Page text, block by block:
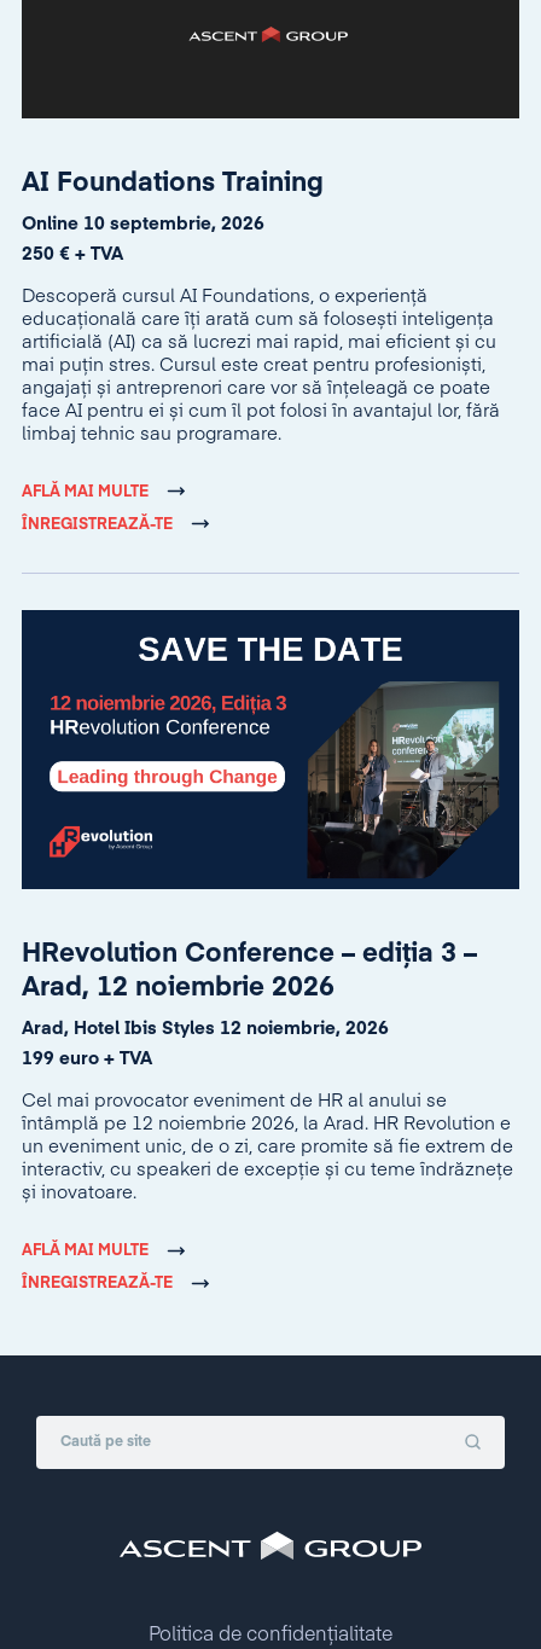
AI Foundations Training
Online 10 septembrie, 2026
250 € + TVA
Descoperă cursul AI Foundations, o experiență
educațională care îți arată cum să folosești inteligența
artificială (AI) ca să lucrezi mai rapid, mai eficient și cu
mai puțin stres. Cursul este creat pentru profesioniști,
angajați și antreprenori care vor să înțeleagă ce poate
face AI pentru ei și cum îl pot folosi în avantajul lor, fără
limbaj tehnic sau programare.
AFLĂ MAI MULTE
ÎNREGISTREAZĂ-TE
HRevolution Conference – ediția 3 –
Arad, 12 noiembrie 2026
Arad, Hotel Ibis Styles 12 noiembrie, 2026
199 euro + TVA
Cel mai provocator eveniment de HR al anului se
întâmplă pe 12 noiembrie 2026, la Arad. HR Revolution e
un eveniment unic, de o zi, care promite să fie extrem de
interactiv, cu speakeri de excepție și cu teme îndrăznețe
și inovatoare.
AFLĂ MAI MULTE
ÎNREGISTREAZĂ-TE
Politica de confidențialitate